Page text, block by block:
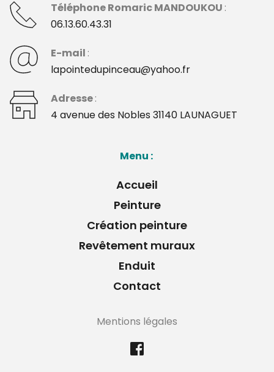
Menu :
Accueil
Peinture
Création peinture
Revêtement muraux
Enduit
Contact
Téléphone Romaric MANDOUKOU :
06.13.60.43.31
E-mail :
lapointedupinceau@yahoo.fr
Adresse :
﻿4 avenue des Nobles 31140 LAUNAGUET
Mentions légales